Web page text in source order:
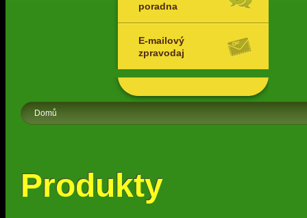
poradna
E-mailový
zpravodaj
Domů
Produkty